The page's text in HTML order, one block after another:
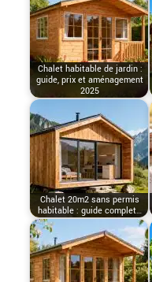
Chalet habitable de jardin :
guide, prix et aménagement
2025
Chalet 20m2 sans permis
habitable : guide complet…